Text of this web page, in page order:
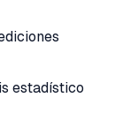
estadístico